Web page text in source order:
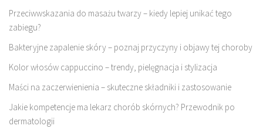
Przeciwwskazania do masażu twarzy – kiedy lepiej unikać tego
zabiegu?
Bakteryjne zapalenie skóry – poznaj przyczyny i objawy tej choroby
Kolor włosów cappuccino – trendy, pielęgnacja i stylizacja
Maści na zaczerwienienia – skuteczne składniki i zastosowanie
Jakie kompetencje ma lekarz chorób skórnych? Przewodnik po
dermatologii